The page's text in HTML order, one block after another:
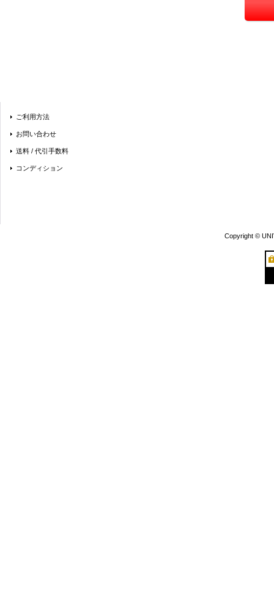
ご利用方法
お問い合わせ
送料 / 代引手数料
コンディション
Copyright ©